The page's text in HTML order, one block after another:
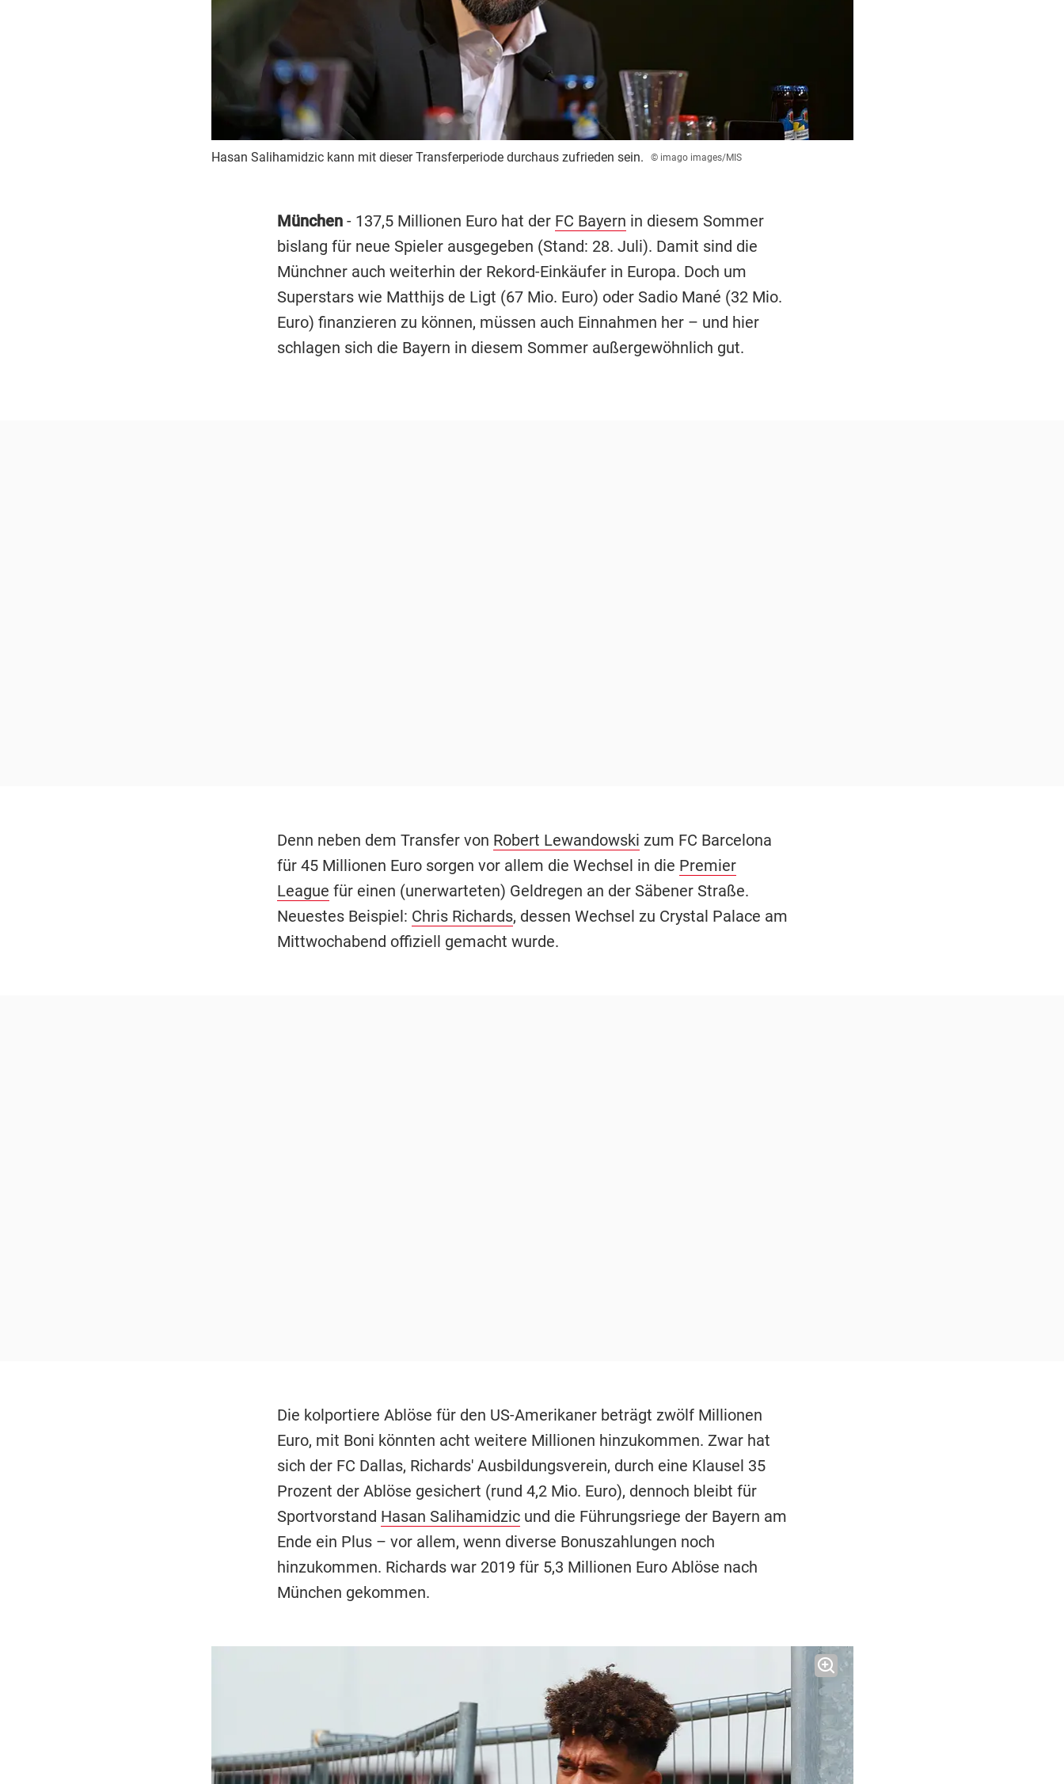
Hasan Salihamidzic kann mit dieser Transferperiode durchaus zufrieden sein. © imago images/MIS
München- 137,5 Millionen Euro hat der FC Bayern in diesem Sommer
bislang für neue Spieler ausgegeben (Stand: 28. Juli). Damit sind die
Münchner auch weiterhin der Rekord-Einkäufer in Europa. Doch um
Superstars wie Matthijs de Ligt (67 Mio. Euro) oder Sadio Mané (32 Mio.
Euro) finanzieren zu können, müssen auch Einnahmen her – und hier
schlagen sich die Bayern in diesem Sommer außergewöhnlich gut.
Denn neben dem Transfer von Robert Lewandowski zum FC Barcelona
für 45 Millionen Euro sorgen vor allem die Wechsel in die Premier
League für einen (unerwarteten) Geldregen an der Säbener Straße.
Neuestes Beispiel: Chris Richards, dessen Wechsel zu Crystal Palace am
Mittwochabend offiziell gemacht wurde.
Die kolportiere Ablöse für den US-Amerikaner beträgt zwölf Millionen
Euro, mit Boni könnten acht weitere Millionen hinzukommen. Zwar hat
sich der FC Dallas, Richards' Ausbildungsverein, durch eine Klausel 35
Prozent der Ablöse gesichert (rund 4,2 Mio. Euro), dennoch bleibt für
Sportvorstand Hasan Salihamidzicund die Führungsriege der Bayern am
Ende ein Plus – vor allem, wenn diverse Bonuszahlungen noch
hinzukommen. Richards war 2019 für 5,3 Millionen Euro Ablöse nach
München gekommen.